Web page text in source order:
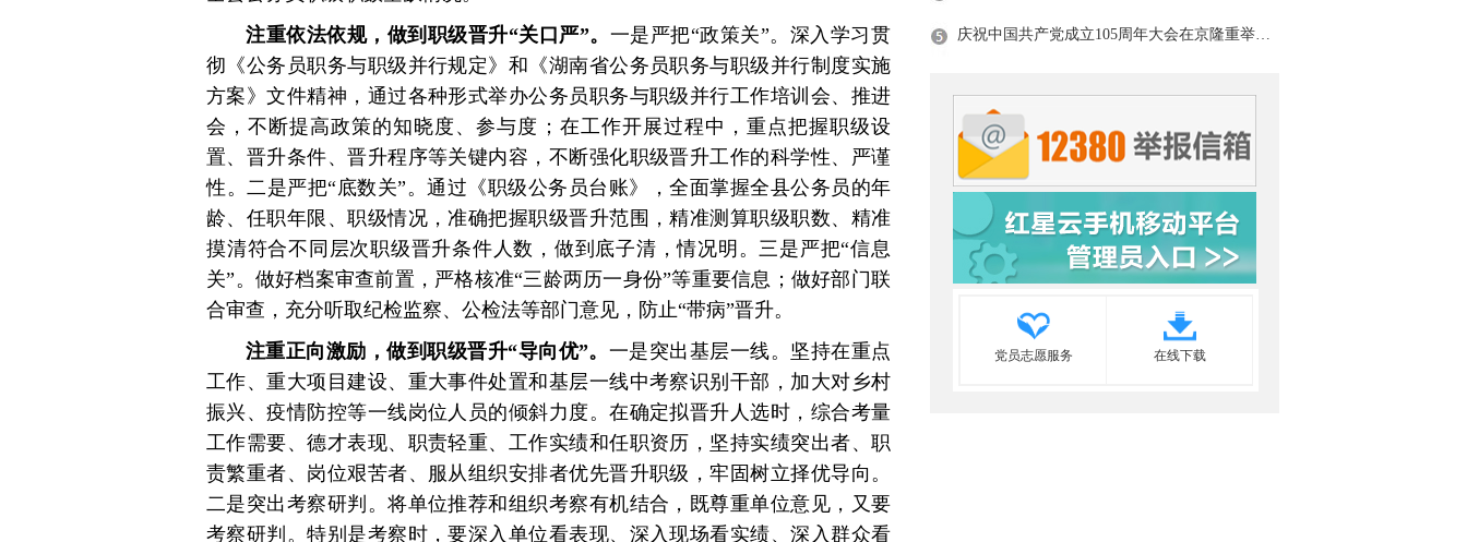
注重依法依规，做到职级晋升“关口严”。 一是严把“政策关”。深入学习贯
彻《公务员职务与职级并行规定》和《湖南省公务员职务与职级并行制度实施
方案》文件精神，通过各种形式举办公务员职务与职级并行工作培训会、推进
会，不断提高政策的知晓度、参与度；在工作开展过程中，重点把握职级设
置、晋升条件、晋升程序等关键内容，不断强化职级晋升工作的科学性、严谨
性。二是严把“底数关”。通过《职级公务员台账》，全面掌握全县公务员的年
龄、任职年限、职级情况，准确把握职级晋升范围，精准测算职级职数、精准
摸清符合不同层次职级晋升条件人数，做到底子清，情况明。三是严把“信息
关”。做好档案审查前置，严格核准“三龄两历一身份”等重要信息；做好部门联
合审查，充分听取纪检监察、公检法等部门意见，防止“带病”晋升。
注重正向激励，做到职级晋升“导向优”。 一是突出基层一线。坚持在重点
工作、重大项目建设、重大事件处置和基层一线中考察识别干部，加大对乡村
振兴、疫情防控等一线岗位人员的倾斜力度。在确定拟晋升人选时，综合考量
工作需要、德才表现、职责轻重、工作实绩和任职资历，坚持实绩突出者、职
责繁重者、岗位艰苦者、服从组织安排者优先晋升职级，牢固树立择优导向。
二是突出考察研判。将单位推荐和组织考察有机结合，既尊重单位意见，又要
考察研判。特别是考察时，要深入单位看表现、深入现场看实绩、深入群众看
庆祝中国共产党成立105周年大会在京隆重举行 习近平发表重要讲话
党员志愿服务 在线下载